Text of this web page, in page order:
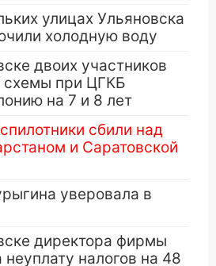
улицах Ульяновска
холодную воду
двоих участников
схемы при ЦГКБ
на 7 и 8 лет
сбили над
и Саратовской
уверовала в
директора фирмы
неуплату налогов на 48